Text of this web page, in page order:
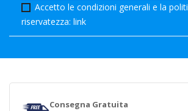
Accetto le condizioni generali e la
riservatezza: link
Consegna Gratuita